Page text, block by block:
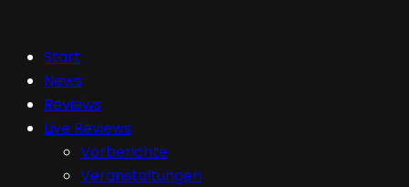
Start
News
Reviews
Live Reviews
Vorberichte
Veranstaltungen